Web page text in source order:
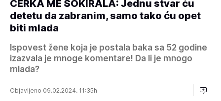
ĆERKA ME ŠOKIRALA: Jednu stvar ću
detetu da zabranim, samo tako ću opet
biti mlada
Ispovest žene koja je postala baka sa 52 godine
izazvala je mnoge komentare! Da li je mnogo
mlada?
Objavljeno 09.02.2024. 11:35h